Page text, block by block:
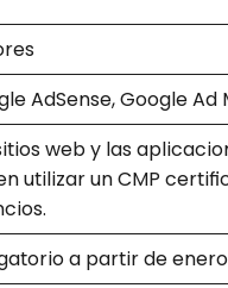
AdSense, Google
web y las
utilizar un CMP
a partir de